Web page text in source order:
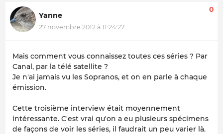
Yanne
27 novembre 2012 à 11:24:27
0
Mais comment vous connaissez toutes ces séries ? Par
Canal, par la télé satellite ?
Je n'ai jamais vu les Sopranos, et on en parle à chaque
émission.
Cette troisième interview était moyennement
intéressante. C'est vrai qu'on a eu plusieurs spécimens
de façons de voir les séries, il faudrait un peu varier là.